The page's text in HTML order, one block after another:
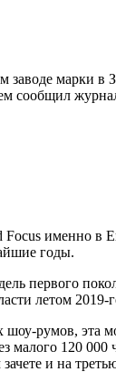
марки в
сообщил
именно
годы.
первого
летом 2019-
шоу-румов,
120 000
и на